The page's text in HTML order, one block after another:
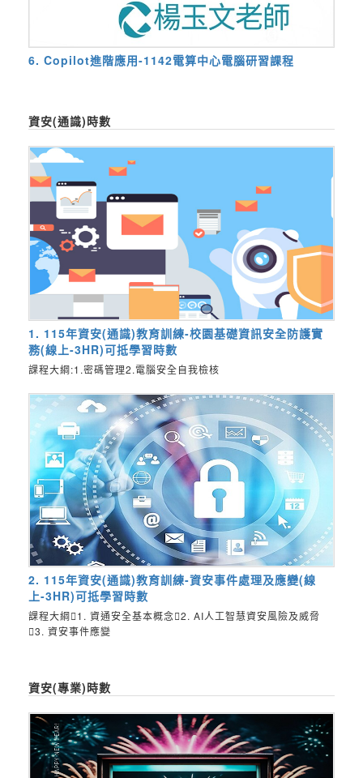
6. Copilot進階應用-1142電算中心電腦研習課程
資安(通識)時數
1. 115年資安(通識)教育訓練-校園基礎資訊安全防護實
務(線上-3HR)可抵學習時數
課程大綱:1.密碼管理2.電腦安全自我檢核
2. 115年資安(通識)教育訓練-資安事件處理及應變(線
上-3HR)可抵學習時數
課程大綱1. 資通安全基本概念2. AI人工智慧資安風險及威脅
3. 資安事件應變
資安(專業)時數